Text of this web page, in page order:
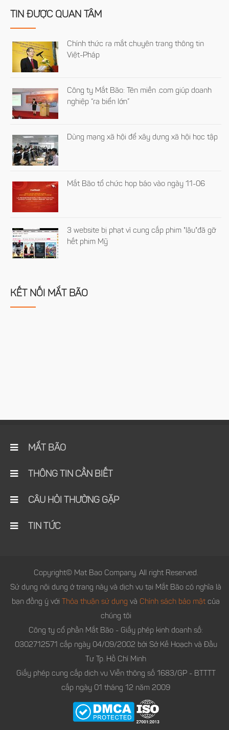
TIN ĐƯỢC QUAN TÂM
Chính thức ra mắt chuyên trang thông tin
Việt-Pháp
Công ty Mắt Bão: Tên miền .com giúp doanh
nghiệp “ra biển lớn”
Dùng mạng xã hội để xây dựng xã hội học tập
Mắt Bão tổ chức họp báo vào ngày 11-06
3 website bị phạt vì cung cấp phim "lậu"đã gỡ
hết phim Mỹ
KẾT NỐI MẮT BÃO
MẮT BÃO
THÔNG TIN CẦN BIẾT
CÂU HỎI THƯỜNG GẶP
TIN TỨC
Copyright© Mat Bao Company. All right Reserved.
Sử dụng nội dung ở trang này và dịch vụ tại Mắt Bão có nghĩa là
bạn đồng ý với Thỏa thuận sử dụng và Chính sách bảo mật của
chúng tôi
Công ty cổ phần Mắt Bão - Giấy phép kinh doanh số:
0302712571 cấp ngày 04/09/2002 bởi Sở Kế Hoạch và Đầu
Tư Tp. Hồ Chí Minh
Giấy phép cung cấp dịch vụ Viễn thông số 1683/GP - BTTTT
cấp ngày 01 tháng 12 năm 2009